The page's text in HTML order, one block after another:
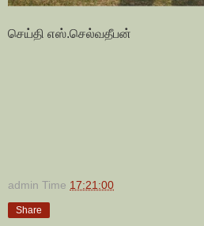
செய்தி எஸ்.செல்வதீபன்
admin Time 17:21:00
Share